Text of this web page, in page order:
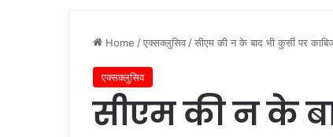
Home /एक्सक्लुसिव /सीएम की न के बाद भी कुर्सी पर
एक्सक्लुसिव
सीएम की न के